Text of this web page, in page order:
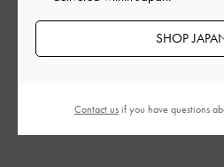
このレビューは
SHOP
Contact usif you have questions